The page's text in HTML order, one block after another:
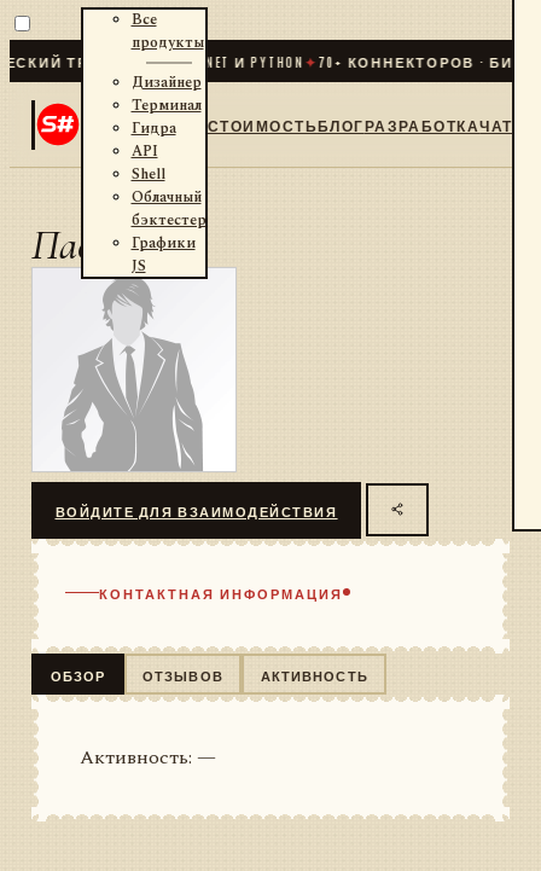
ТРЕЙДИНГ ДЛЯ .NET И PYTHON✦70+ КОННЕКТОРОВ ·
Все
продукты
Дизайнер
Терминал
Гидра
API
Shell
Облачный
бэктестер
Графики
JS
СТОИМОСТЬБЛОГРАЗРАБОТКАЧАТ
Павел
ВОЙДИТЕ ДЛЯ ВЗАИМОДЕЙСТВИЯ
КОНТАКТНАЯ ИНФОРМАЦИЯ
ОБЗОР ОТЗЫВОВ АКТИВНОСТЬ
Активность: —